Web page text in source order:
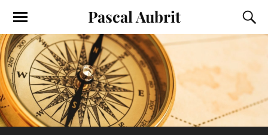
Pascal Aubrit